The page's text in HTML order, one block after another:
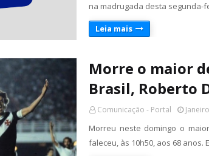
na madrugada desta
Leia mais
Morre o maior
Brasil, Roberto
Comunicação - Portal
Morreu neste domingo o
faleceu, às 10h50, aos 68